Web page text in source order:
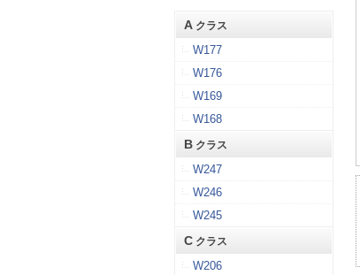
A クラス
W177
W176
W169
W168
B クラス
W247
W246
W245
C クラス
W206